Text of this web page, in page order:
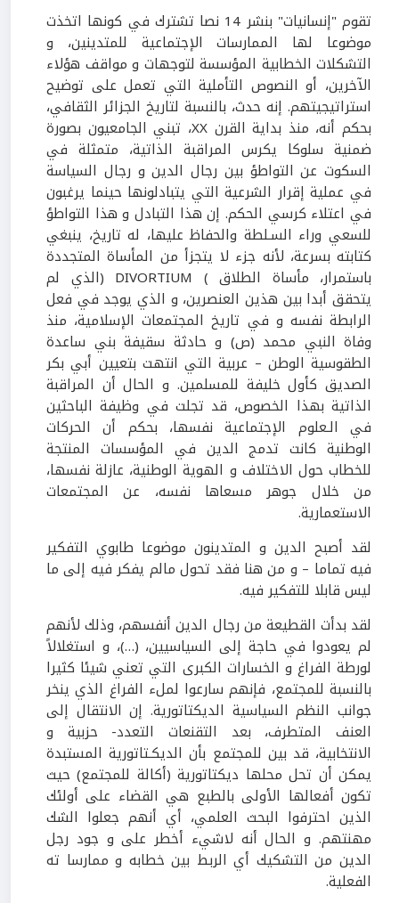
تقوم "إنسانيات" بنشر 14 نصا تشترك في كونها اتخذت
موضوعا لها الممارسات الإجتماعية للمتدينين، و
التشكلات الخطابية المؤسسة لتوجهات و مواقف هؤلاء
الآخرين، أو النصوص التأملية التي تعمل على توضيح
استراتيجيتهم. إنه حدث، بالنسبة لتاريخ الجزائر الثقافي،
بحكم أنه، منذ بداية القرن XX، تبني الجامعيون بصورة
ضمنية سلوكا يكرس المراقبة الذاتية، متمثلة في
السكوت عن التواطؤ بين رجال الدين و رجال السياسة
في عملية إقرار الشرعية التي يتبادلونها حينما يرغبون
في اعتلاء كرسي الحكم. إن هذا التبادل و هذا التواطؤ
للسعي وراء السـلطة والحفاظ عليها، له تاريخ، ينبغي
كتابته بسرعة، لأنه جزء لا يتجزأ من المأساة المتجددة
باستمرار، مأساة الطلاق ) DIVORTIUM (الذي لم
يتحقق أبدا بين هذين العنصرين، و الذي يوجد في فعل
الرابطة نفسه و في تاريخ المجتمعات الإسلامية، منذ
وفاة النبي محمد (ص) و حادثة سقيفة بني ساعدة
الطقوسية الوطن – عربية التي انتهت بتعيين أبي بكر
الصديق كأول خليفة للمسلمين. و الحال أن المراقبة
الذاتية بهذا الخصوص، قد تجلت في وظيفة الباحثين
في الـعلوم الإجتماعية نفسها، بحكم أن الحركات
الوطنية كانت تدمج الدين في المؤسسات المنتجة
للخطاب حول الاختلاف و الهوية الوطنية، عازلة نفسها،
من خلال جوهر مسعاها نفسه، عن المجتمعات
الاستعمارية.
لقد أصبح الدين و المتدينون موضوعا طابوي التفكير
فيه تماما – و من هنا فقد تحول مالم يفكر فيه إلى ما
ليس قابلا للتفكير فيه.
لقد بدأت القطيعة من رجال الدين أنفسهم، وذلك لأنهم
لم يعودوا في حاجة إلى السياسيين، (…)، و استغلالاً
لورطة الفراغ و الخسارات الكبرى التي تعني شيئا كثيرا
بالنسبة للمجتمع، فإنهم سارعوا لملء الفراغ الذي ينخر
جوانب النظم السياسية الديكتاتورية. إن الانتقال إلى
العنف المتطرف، بعد التقنعات التعدد- حزبية و
الانتخابية، قد بين للمجتمع بأن الديكـتاتورية المستبدة
يمكن أن تحل محلها ديكتاتورية (أكالة للمجتمع) حيث
تكون أفعالها الأولى بالطبع هي القضاء على أولئك
الذين احترفوا البحث العلمي، أي أنهم جعلوا الشك
مهنتهم. و الحال أنه لاشيء أخطر على و جود رجل
الدين من التشكيك أي الربط بين خطابه و ممارسا ته
الفعلية.